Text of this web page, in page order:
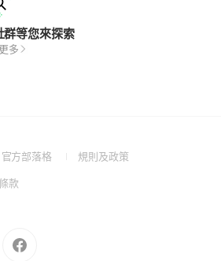
群等您來探索
多
官方部落格
(Open規則及政策(Open
款(Open
window)
Go
to